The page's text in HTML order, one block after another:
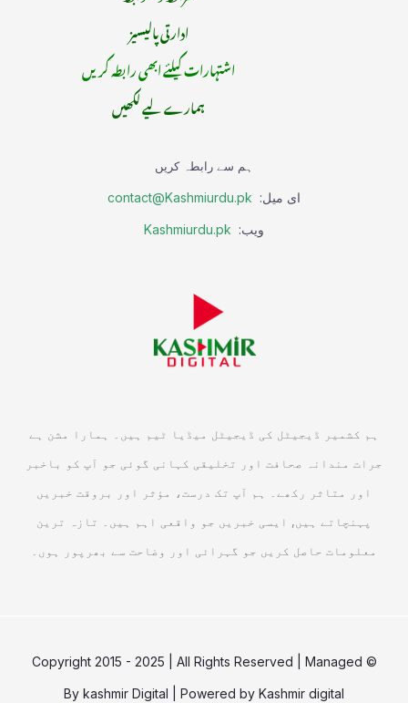
ادارتی پالیسیز
اشتہارات کیلئے ابھی رابطہ کریں
ہمارے لیے لکھیں
ہم سے رابطہ کریں
ای میل: contact@Kashmiurdu.pk
ویب: Kashmiurdu.pk
ہم کشمیر ڈیجیٹل کی ڈیجیٹل میڈیا ٹیم ہیں۔ ہمارا مشن ہے
جرات مندانہ صحافت اور تخلیقی کہانی گوئی جو آپ کو باخبر
اور متاثر رکھے۔ ہم آپ تک درست، مؤثر اور بروقت خبریں
پہنچاتے ہیں, ایسی خبریں جو واقعی اہم ہیں۔ تازہ ترین
معلومات حاصل کریں جو گہرائی اور وضاحت سے بھرپور ہوں۔
© Copyright 2015 - 2025 | All Rights Reserved | Managed
By kashmir Digital | Powered by Kashmir digital